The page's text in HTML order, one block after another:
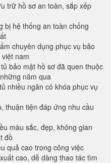
trữ hồ sơ an toàn, sắp xếp
bị hệ thống an toàn chống
chuyên dụng phục vụ bảo
nam
bảo mật hồ sơ đã quen thuộc
năm qua
nhiều ngăn có khóa phục vụ
thuận tiện đáp ứng nhu cầu
màu sắc, đẹp, không gian
đồ
quả cao trong công việc
cao, dễ dàng thao tác tìm